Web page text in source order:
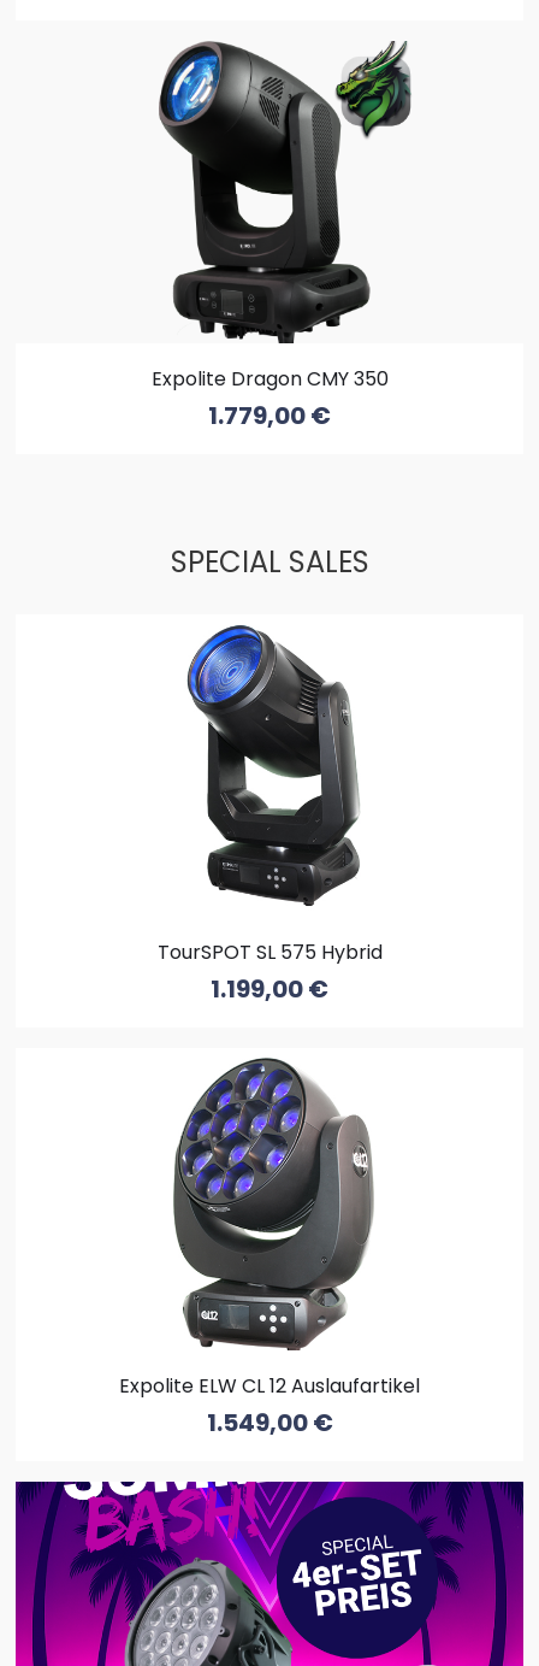
Expolite Dragon CMY 350
1.779,00€
SPECIAL SALES
TourSPOT SL 575 Hybrid
1.199,00€
Expolite ELW CL 12 Auslaufartikel
1.549,00€